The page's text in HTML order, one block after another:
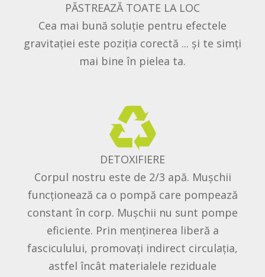
PĂSTREAZĂ TOATE LA LOC
Cea mai bună soluție pentru efectele
gravitației este poziția corectă ... și te simți
mai bine în pielea ta.
DETOXIFIERE
Corpul nostru este de 2/3 apă. Mușchii
funcționează ca o pompă care pompează
constant în corp. Mușchii nu sunt pompe
eficiente. Prin menținerea liberă a
fasciculului, promovați indirect circulația,
astfel încât materialele reziduale